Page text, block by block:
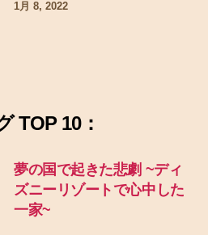
1月 8, 2022
TOP 10：
夢の国で起きた悲劇 ~ディ
ズニーリゾートで心中した
一家~